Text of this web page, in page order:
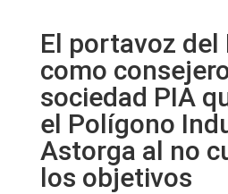
El portavoz del
como
sociedad PIA
el Polígono
Astorga al no
los objetivos